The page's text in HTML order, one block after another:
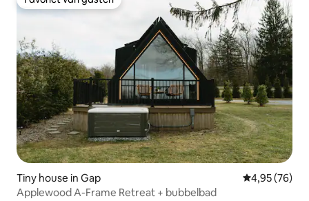
Favoriet van gasten
Tiny house in Gap Gemiddelde
4,95 (76)
Applewood A-Frame Retreat + bubbelbad